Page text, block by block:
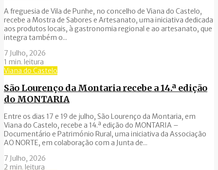
A freguesia de Vila de Punhe, no concelho de Viana do Castelo,
recebe a Mostra de Sabores e Artesanato, uma iniciativa dedicada
aos produtos locais, à gastronomia regional e ao artesanato, que
integra também o...
7 Julho, 2026
1 min. leitura
Viana do Castelo
São Lourenço da Montaria recebe a 14.ª edição
do MONTARIA
Entre os dias 17 e 19 de julho, São Lourenço da Montaria, em
Viana do Castelo, recebe a 14.ª edição do MONTARIA –
Documentário e Património Rural, uma iniciativa da Associação
AO NORTE, em colaboração com a Junta de...
7 Julho, 2026
2 min. leitura